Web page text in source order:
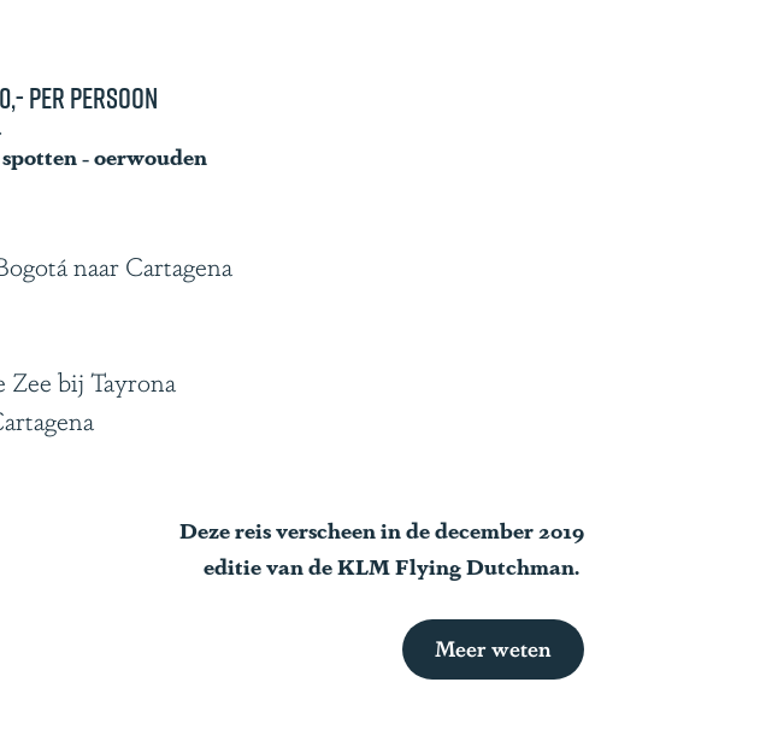
per persoon
- oerwouden
naar Cartagena
bij Tayrona
Deze reis verscheen in de december 2019
editie van de KLM Flying Dutchman.
Meer weten